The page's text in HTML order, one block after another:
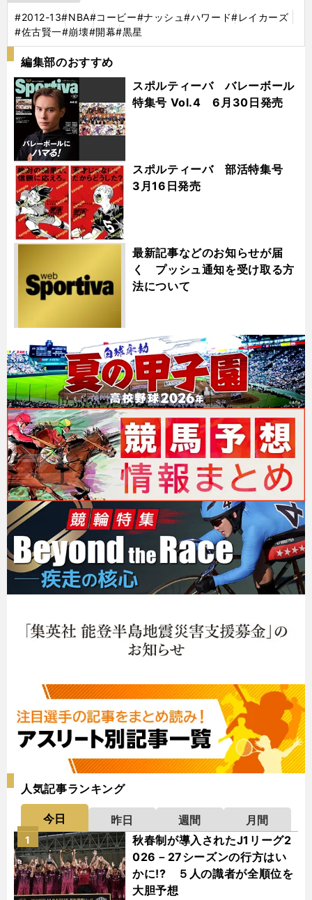
#2012-13#NBA#コービー#ナッシュ#ハワード#レイカーズ
#佐古賢一#崩壊#開幕#黒星
編集部のおすすめ
スポルティーバ バレーボール
特集号 Vol.4 6月30日発売
スポルティーバ 部活特集号
3月16日発売
最新記事などのお知らせが届
く プッシュ通知を受け取る方
法について
人気記事ランキング
今日 昨日 週間
月間
秋春制が導入されたJ1リーグ2
026－27シーズンの行方はい
かに!? ５人の識者が全順位を
大胆予想
1